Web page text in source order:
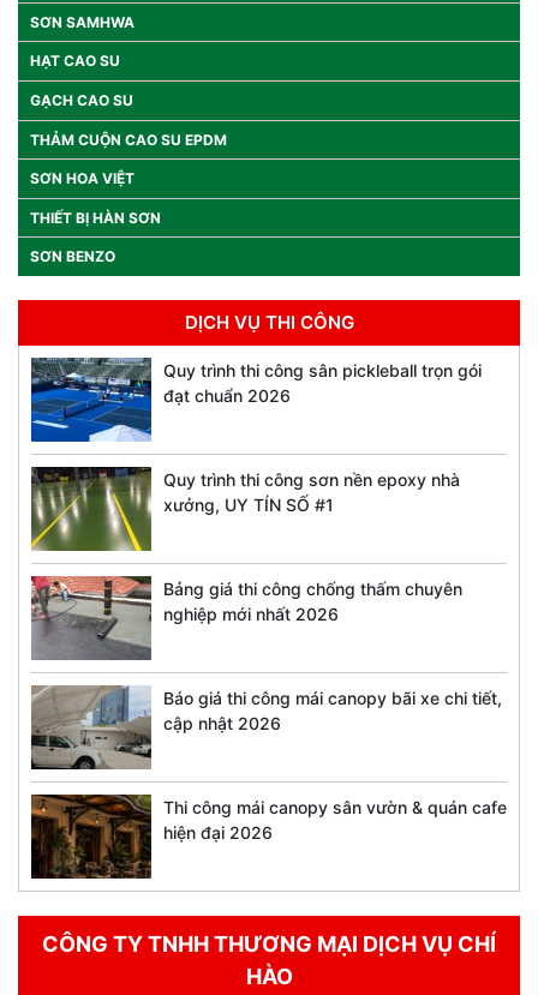
SƠN SAMHWA
HẠT CAO SU
GẠCH CAO SU
THẢM CUỘN CAO SU EPDM
SƠN HOA VIỆT
THIẾT BỊ HÀN SƠN
SƠN BENZO
DỊCH VỤ THI CÔNG
Quy trình thi công sân pickleball trọn gói
đạt chuẩn 2026
Quy trình thi công sơn nền epoxy nhà
xưởng, UY TÍN SỐ #1
Bảng giá thi công chống thấm chuyên
nghiệp mới nhất 2026
Báo giá thi công mái canopy bãi xe chi tiết,
cập nhật 2026
Thi công mái canopy sân vườn & quán cafe
hiện đại 2026
CÔNG TY TNHH THƯƠNG MẠI DỊCH VỤ CHÍ
HÀO